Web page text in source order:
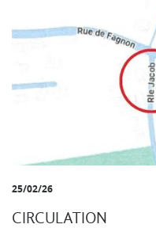
25/02/26
CIRCULATION